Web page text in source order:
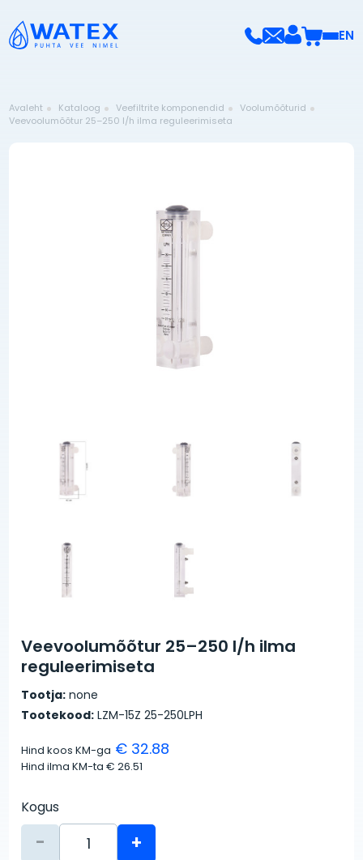
EN
Avaleht Kataloog Veefiltrite komponendid
Voolumõõturid
Veevoolumõõtur 25–250 l/h ilma reguleerimiseta
Veevoolumõõtur 25–250 l/h ilma
reguleerimiseta
Tootja: none
Tootekood: LZM-15Z 25-250LPH
Hind koos KM-ga € 32.88
Hind ilma KM-ta€ 26.51
Kogus
- +